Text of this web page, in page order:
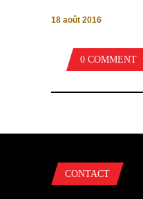
18 août 2016
0 COMMENT
CONTACT